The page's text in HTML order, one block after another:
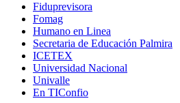
Fiduprevisora
Fomag
Humano en Linea
Secretaria de Educación Palmira
ICETEX
Universidad Nacional
Univalle
En TIConfio